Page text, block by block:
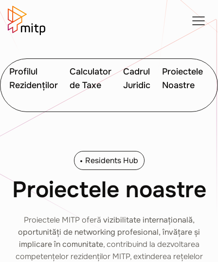
Profilul
Rezidenților
Calculator
de Taxe
Cadrul
Juridic
Proiectele
Noastre
Residents Hub
Proiectele noastre
Proiectele MITP oferă vizibilitate internațională,
oportunități de networking profesional, învățare și
implicare în comunitate, contribuind la dezvoltarea
competențelor rezidenților MITP, extinderea rețelelor